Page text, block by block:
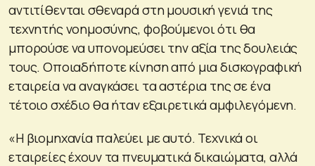
αντιτίθενται σθεναρά στη μουσική γενιά της
τεχνητής νοημοσύνης, φοβούμενοι ότι θα
μπορούσε να υπονομεύσει την αξία της δουλειάς
τους. Οποιαδήποτε κίνηση από μια δισκογραφική
εταιρεία να αναγκάσει τα αστέρια της σε ένα
τέτοιο σχέδιο θα ήταν εξαιρετικά αμφιλεγόμενη.
«Η βιομηχανία παλεύει με αυτό. Τεχνικά οι
εταιρείες έχουν τα πνευματικά δικαιώματα, αλλά